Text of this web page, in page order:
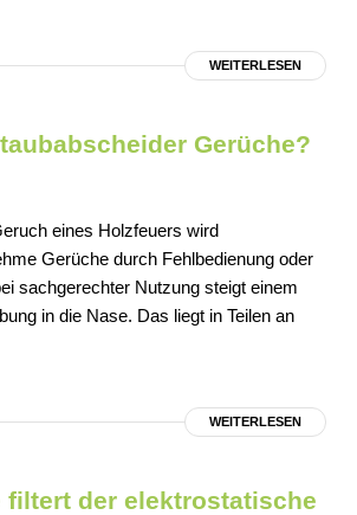
WEITERLESEN
Gerüche?
eines Holzfeuers wird
Gerüche durch Fehlbedienung oder
sachgerechter Nutzung steigt einem
in die Nase. Das liegt in Teilen an
WEITERLESEN
filtert der elektrostatische